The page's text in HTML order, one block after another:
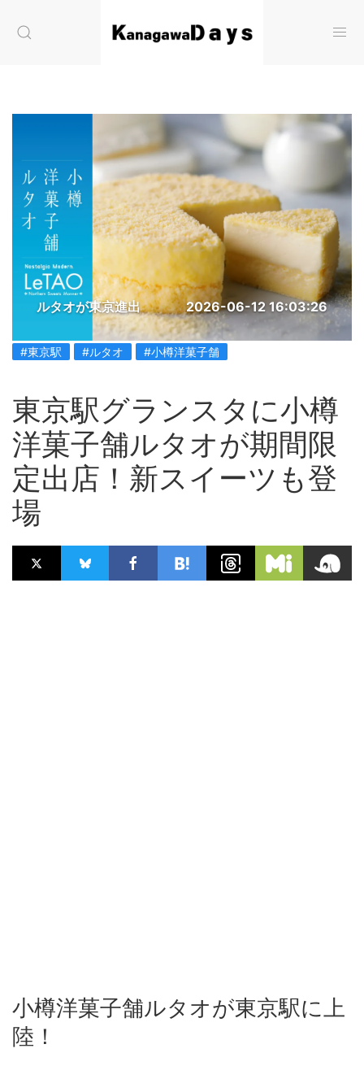
ルタオが東京進出 2026-06-12 16:03:26
#東京駅 #ルタオ #小樽洋菓子舗
東京駅グランスタに小樽
洋菓子舗ルタオが期間限
定出店！新スイーツも登
場
小樽洋菓子舗ルタオが東京駅に上
陸！